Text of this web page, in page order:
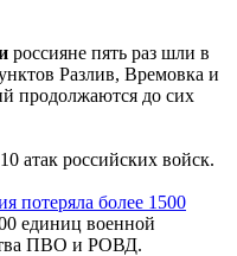
россияне пять раз шли в
Разлив, Времовка и
продолжаются до сих
атак российских войск.
потеряла более 1500
единиц военной
ПВО и РОВД.